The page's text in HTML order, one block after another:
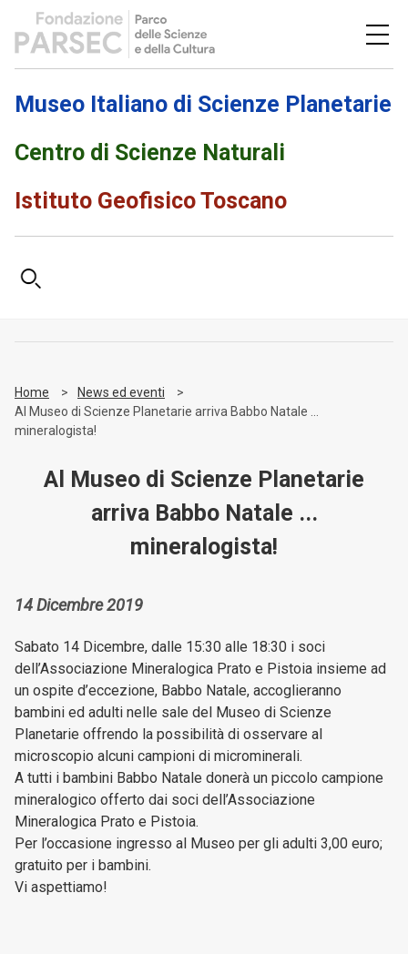
Museo Italiano di Scienze Planetarie
Centro di Scienze Naturali
Istituto Geofisico Toscano
Home
News ed eventi
Al Museo di Scienze Planetarie arriva Babbo Natale ...
mineralogista!
Al Museo di Scienze Planetarie
arriva Babbo Natale ...
mineralogista!
14 Dicembre 2019
Sabato 14 Dicembre, dalle 15:30 alle 18:30 i soci
dell’Associazione Mineralogica Prato e Pistoia insieme ad
un ospite d’eccezione, Babbo Natale, accoglieranno
bambini ed adulti nelle sale del Museo di Scienze
Planetarie offrendo la possibilità di osservare al
microscopio alcuni campioni di microminerali.
A tutti i bambini Babbo Natale donerà un piccolo campione
mineralogico offerto dai soci dell’Associazione
Mineralogica Prato e Pistoia.
Per l’occasione ingresso al Museo per gli adulti 3,00 euro;
gratuito per i bambini.
Vi aspettiamo!